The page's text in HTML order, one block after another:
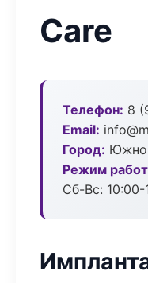
Care
Телефон: 8
Email:
Город:
Режим
Сб-Вс: 10:00-